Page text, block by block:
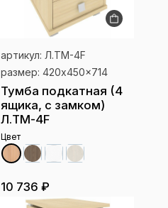
артикул: Л.ТМ-4F
размер: 420x450x714
Тумба подкатная (4
ящика, с замком)
Л.ТМ-4F
Цвет
10 736 ₽